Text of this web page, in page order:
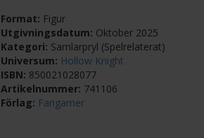
Format: Figur
Utgivningsdatum: Oktober 2025
Kategori: Samlarpryl (Spelrelaterat)
Universum: Hollow Knight
ISBN: 850021028077
Artikelnummer: 741106
Förlag: Fangamer